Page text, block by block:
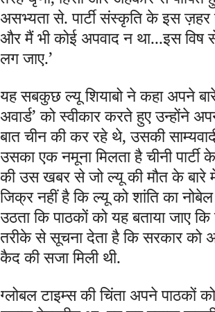
असभ्यता से. पार्टी संस्कृति के इस ज़हर
और मैं भी कोई अपवाद न था...इस विष
लग जाए.’
यह सबकुछ ल्यू शियाबो ने कहा अपने
अवार्ड’ को स्वीकार करते हुए उन्होंने
बात चीन की कर रहे थे, उसकी
उसका एक नमूना मिलता है चीनी
की उस खबर से जो ल्यू की मौत के बारे
जिक्र नहीं है कि ल्यू को शांति का
उठता कि पाठकों को यह बताया जाए
तरीके से सूचना देता है कि सरकार
कैद की सजा मिली थी.
ग्लोबल टाइम्स की चिंता अपने पाठकों